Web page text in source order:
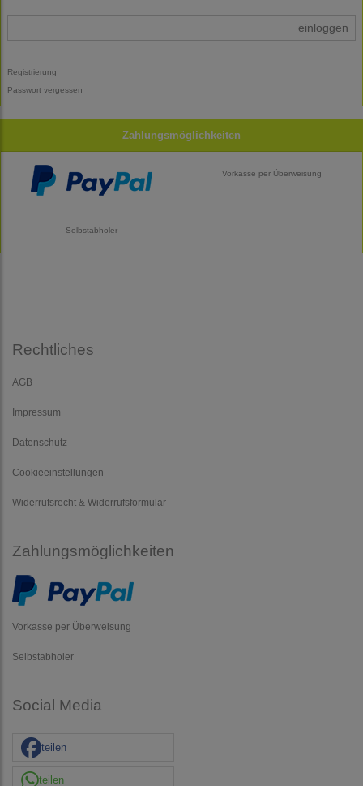
einloggen
Registrierung
Passwort vergessen
Zahlungsmöglichkeiten
Vorkasse per Überweisung
Selbstabholer
Rechtliches
AGB
Impressum
Datenschutz
Cookieeinstellungen
Widerrufsrecht & Widerrufsformular
Zahlungsmöglichkeiten
Vorkasse per Überweisung
Selbstabholer
Social Media
teilen
teilen